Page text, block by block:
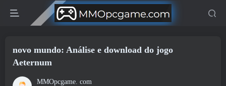
novo mundo: Análise e download do jogo
Aeternum
MMOpcgame. com